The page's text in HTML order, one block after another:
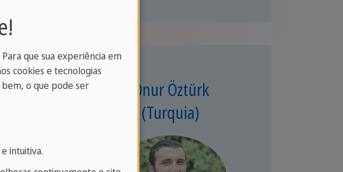
Onur Öztürk
(Turquia)
que sua experiência em
cookies e tecnologias
o que pode ser
intuitiva.